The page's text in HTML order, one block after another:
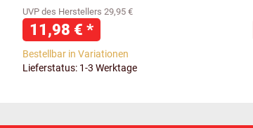
UVP des Herstellers 29,95 €
11,98 € *
Bestellbar in Variationen
Lieferstatus: 1-3 Werktage